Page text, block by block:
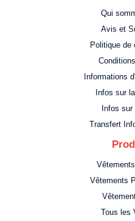
Qui
Avis et
Politique de
Informations
Infos sur
Infos
Transfert
Vêtements
Tous les